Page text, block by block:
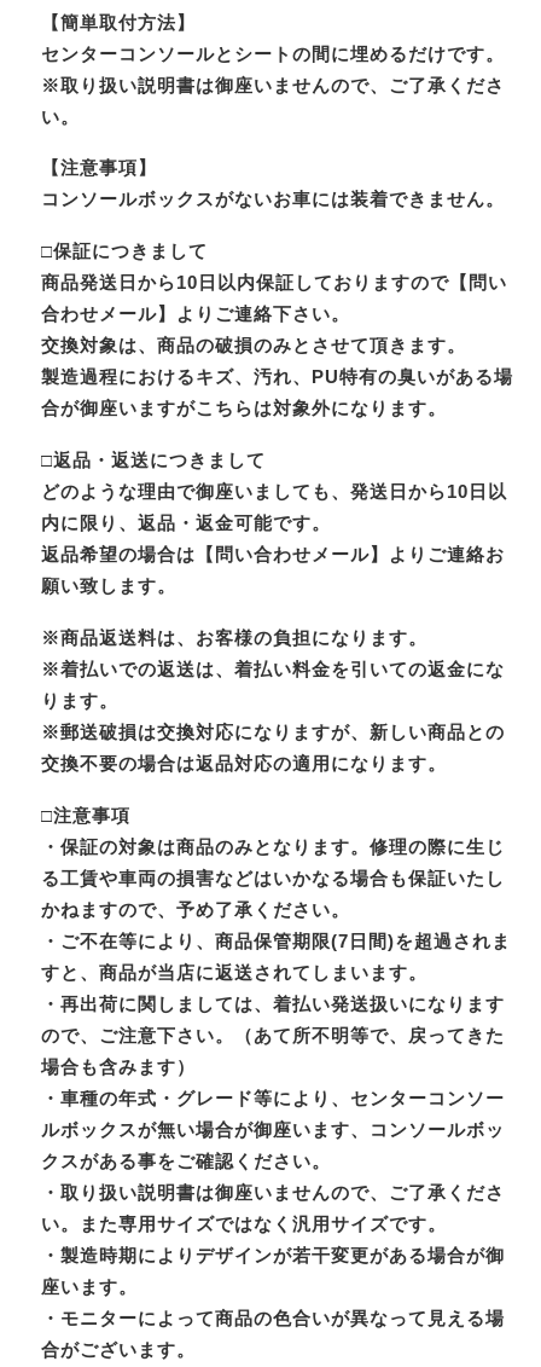
【簡単取付方法】
センターコンソールとシートの間に埋めるだけです。
※取り扱い説明書は御座いませんので、ご了承くださ
い。
【注意事項】
コンソールボックスがないお車には装着できません。
□保証につきまして
商品発送日から10日以内保証しておりますので【問い
合わせメール】よりご連絡下さい。
交換対象は、商品の破損のみとさせて頂きます。
製造過程におけるキズ、汚れ、PU特有の臭いがある場
合が御座いますがこちらは対象外になります。
□返品・返送につきまして
どのような理由で御座いましても、発送日から10日以
内に限り、返品・返金可能です。
返品希望の場合は【問い合わせメール】よりご連絡お
願い致します。
※商品返送料は、お客様の負担になります。
※着払いでの返送は、着払い料金を引いての返金にな
ります。
※郵送破損は交換対応になりますが、新しい商品との
交換不要の場合は返品対応の適用になります。
□注意事項
・保証の対象は商品のみとなります。修理の際に生じ
る工賃や車両の損害などはいかなる場合も保証いたし
かねますので、予め了承ください。
・ご不在等により、商品保管期限(7日間)を超過されま
すと、商品が当店に返送されてしまいます。
・再出荷に関しましては、着払い発送扱いになります
ので、ご注意下さい。（あて所不明等で、戻ってきた
場合も含みます）
・車種の年式・グレード等により、センターコンソー
ルボックスが無い場合が御座います、コンソールボッ
クスがある事をご確認ください。
・取り扱い説明書は御座いませんので、ご了承くださ
い。また専用サイズではなく汎用サイズです。
・製造時期によりデザインが若干変更がある場合が御
座います。
・モニターによって商品の色合いが異なって見える場
合がございます。